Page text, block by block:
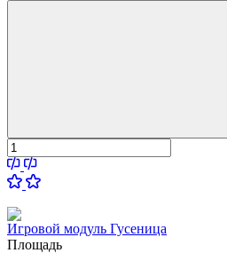
Игровой модуль Гусеница
Площадь